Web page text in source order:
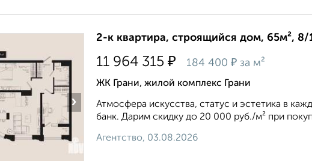
›
2-к квартира, строящийся дом, 65м², 8/
11 964 315 ₽ 184 400 ₽ за м²
ЖК Грани, жилой комплекс Грани
Атмосфера искусства, статус и эстетика в
банк. Дарим скидку до 20 000 руб./м² при
Агентство, 03.08.2026